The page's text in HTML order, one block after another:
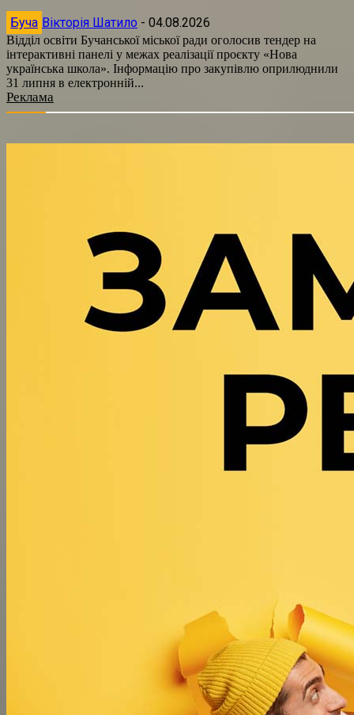
Буча Вікторія Шатило - 04.08.2026
Відділ освіти Бучанської міської ради оголосив тендер на
інтерактивні панелі у межах реалізації проєкту «Нова
українська школа». Інформацію про закупівлю оприлюднили
31 липня в електронній...
Реклама